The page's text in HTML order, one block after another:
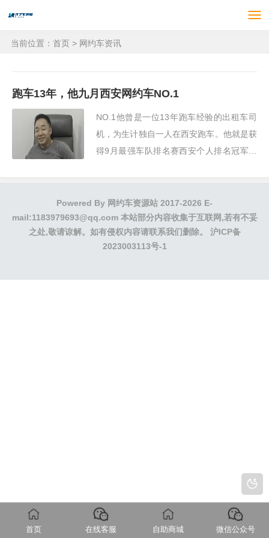
当前位置： 首页 > 网约车资讯
跑车13年，他九月西安网约车NO.1
NO.1他曾是一位13年跑车经验的出租车司
机，为生计独自一人在西安跑车。他就是获
得9月最强车队排名赛西安个人排名冠军的
Powered By 网约车资源站 2017-2026 E-
mail:1183979693@qq.com 本站部分内容收集于互联网,若有不妥
之处,敬请谅解。如有侵权内容请联系我们删除。 沪ICP备
2023003113号-1
首页 在线客服 自助商城 微信公众号